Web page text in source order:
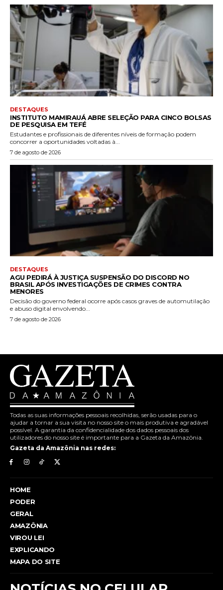
DESTAQUES
INSTITUTO MAMIRAUÁ ABRE SELEÇÃO PARA CINCO BOLSAS
DE PESQUISA EM TEFÉ
Estudantes e profissionais de diferentes níveis de formação podem
concorrer a oportunidades voltadas à...
7 de agosto de 2026
DESTAQUES
AGU PEDIRÁ À JUSTIÇA SUSPENSÃO DO DISCORD NO
BRASIL APÓS INVESTIGAÇÕES DE CRIMES CONTRA
MENORES
Decisão do governo federal ocorre após casos graves de automutilação
e abuso digital envolvendo...
7 de agosto de 2026
Todas as suas informações pessoais recolhidas, serão usadas para o
ajudar a tornar a sua visita no nosso site o mais produtiva e agradável
possível. A garantia da confidencialidade dos dados pessoais dos
utilizadores do nosso site é importante para a Gazeta da Amazônia.
Gazeta da Amazônia nas redes:
HOME
PODER
GERAL
AMAZÔNIA
VIROU LEI
EXPLICANDO
MAPA DO SITE